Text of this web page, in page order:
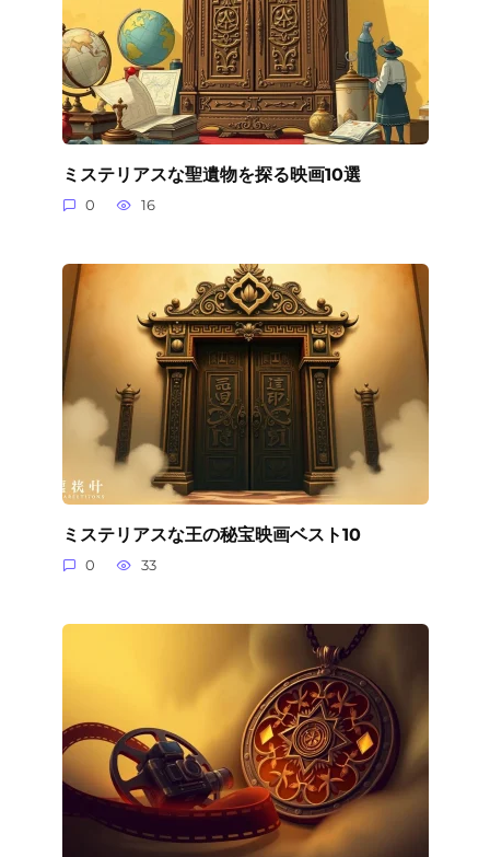
ミステリアスな聖遺物を探る映画10選
0 16
ミステリアスな王の秘宝映画ベスト10
0 33